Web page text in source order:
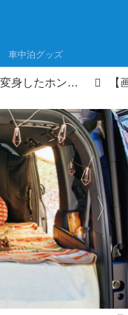
車中泊グッズ
車中泊仕様に変身したホンダ・ZR-V＆ステップワゴン スパーダ！車中泊好きの2人がアレンジに挑戦！